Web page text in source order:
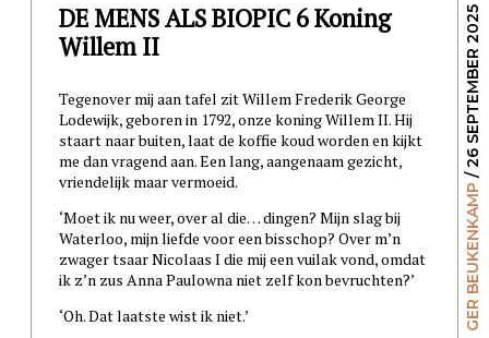
GER BEUKENKAMP
/ 26 SEPTEMBER 2025
DE MENS ALS BIOPIC 6 Koning
Willem II
Tegenover mij aan tafel zit Willem Frederik George
Lodewijk, geboren in 1792, onze koning Willem II. Hij
staart naar buiten, laat de koffie koud worden en kijkt
me dan vragend aan. Een lang, aangenaam gezicht,
vriendelijk maar vermoeid.
‘Moet ik nu weer, over al die… dingen? Mijn slag bij
Waterloo, mijn liefde voor een bisschop? Over m’n
zwager tsaar Nicolaas I die mij een vuilak vond, omdat
ik z’n zus Anna Paulowna niet zelf kon bevruchten?’
‘Oh. Dat laatste wist ik niet.’